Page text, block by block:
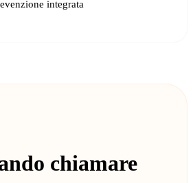
integrata
chiamare